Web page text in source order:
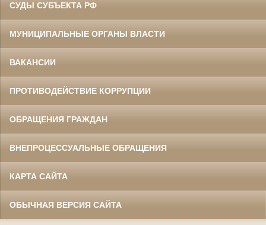
СУДЫ СУБЪЕКТА РФ
МУНИЦИПАЛЬНЫЕ ОРГАНЫ ВЛАСТИ
ВАКАНСИИ
ПРОТИВОДЕЙСТВИЕ КОРРУПЦИИ
ОБРАЩЕНИЯ ГРАЖДАН
ВНЕПРОЦЕССУАЛЬНЫЕ ОБРАЩЕНИЯ
КАРТА САЙТА
ОБЫЧНАЯ ВЕРСИЯ САЙТА